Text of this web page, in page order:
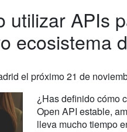
utilizar APIs
ecosistema
el próximo 21 de
¿Has definido cómo
Open API estable,
lleva mucho tiempo